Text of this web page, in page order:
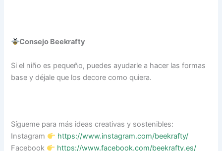
Consejo Beekrafty
Si el niño es pequeño, puedes ayudarle a hacer las formas
base y déjale que los decore como quiera.
Sígueme para más ideas creativas y sostenibles:
Instagram
https://www.instagram.com/beekrafty/
Facebook
https://www.facebook.com/beekrafty.es/